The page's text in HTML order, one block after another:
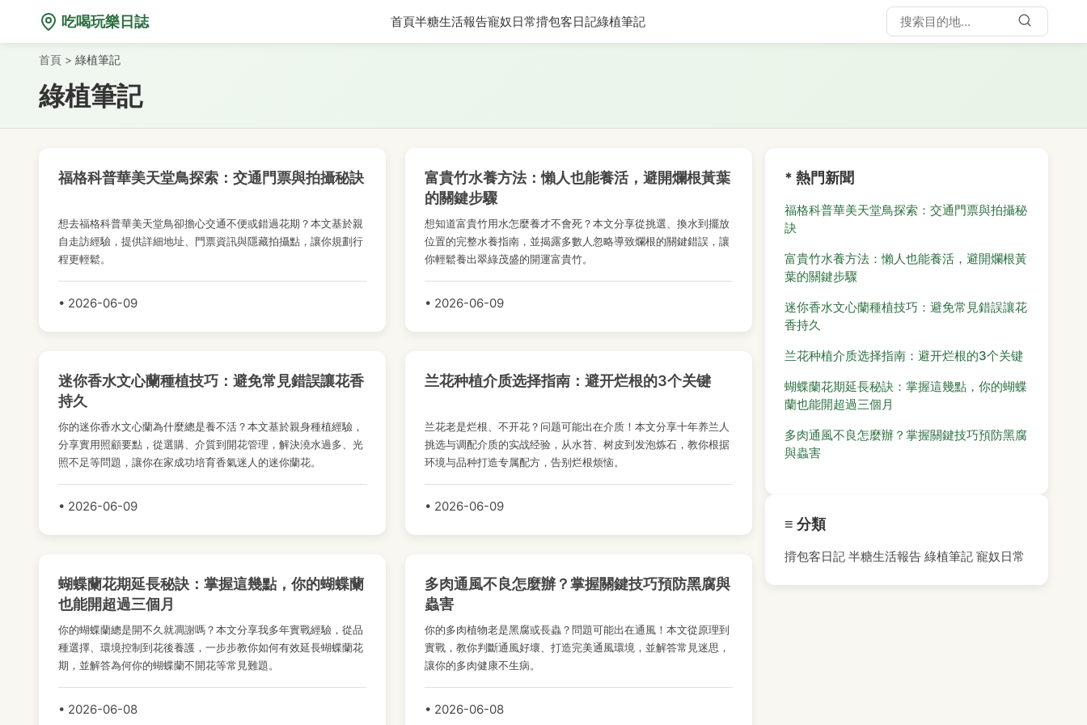
吃喝玩樂日誌 首頁半糖生活報告寵奴日常揹包客日記綠植筆記
首頁 > 綠植筆記
綠植筆記
綠植筆記
福格科普華美天堂鳥探索：交通門票與拍攝秘訣
想去福格科普華美天堂鳥卻擔心交通不便或錯過花期？本文基於親
自走訪經驗，提供詳細地址、門票資訊與隱藏拍攝點，讓你規劃行
程更輕鬆。
• 2026-06-09
綠植筆記
富貴竹水養方法：懶人也能養活，避開爛根黃葉
的關鍵步驟
想知道富貴竹用水怎麼養才不會死？本文分享從挑選、換水到擺放
位置的完整水養指南，並揭露多數人忽略導致爛根的關鍵錯誤，讓
你輕鬆養出翠綠茂盛的開運富貴竹。
• 2026-06-09
綠植筆記
迷你香水文心蘭種植技巧：避免常見錯誤讓花香
持久
你的迷你香水文心蘭為什麼總是養不活？本文基於親身種植經驗，
分享實用照顧要點，從選購、介質到開花管理，解決澆水過多、光
照不足等問題，讓你在家成功培育香氣迷人的迷你蘭花。
• 2026-06-09
綠植筆記
兰花种植介质选择指南：避开烂根的3个关键
兰花老是烂根、不开花？问题可能出在介质！本文分享十年养兰人
挑选与调配介质的实战经验，从水苔、树皮到发泡炼石，教你根据
环境与品种打造专属配方，告别烂根烦恼。
• 2026-06-09
綠植筆記
蝴蝶蘭花期延長秘訣：掌握這幾點，你的蝴蝶蘭
也能開超過三個月
你的蝴蝶蘭總是開不久就凋謝嗎？本文分享我多年實戰經驗，從品
種選擇、環境控制到花後養護，一步步教你如何有效延長蝴蝶蘭花
期，並解答為何你的蝴蝶蘭不開花等常見難題。
• 2026-06-08
綠植筆記
多肉通風不良怎麼辦？掌握關鍵技巧預防黑腐與
蟲害
你的多肉植物老是黑腐或長蟲？問題可能出在通風！本文從原理到
實戰，教你判斷通風好壞、打造完美通風環境，並解答常見迷思，
讓你的多肉健康不生病。
• 2026-06-08
綠植筆記
綠植筆記
綠植筆記
綠植筆記
綠植筆記
綠植筆記
* 熱門新聞
福格科普華美天堂鳥探索：交通門票與拍攝秘
訣
富貴竹水養方法：懶人也能養活，避開爛根黃
葉的關鍵步驟
迷你香水文心蘭種植技巧：避免常見錯誤讓花
香持久
兰花种植介质选择指南：避开烂根的3个关键
蝴蝶蘭花期延長秘訣：掌握這幾點，你的蝴蝶
蘭也能開超過三個月
多肉通風不良怎麼辦？掌握關鍵技巧預防黑腐
與蟲害
≡ 分類
揹包客日記 半糖生活報告 綠植筆記 寵奴日常